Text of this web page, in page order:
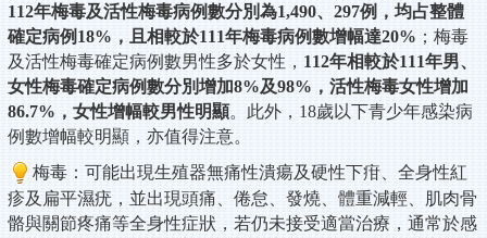
112年梅毒及活性梅毒病例數分別為1,490、297例，均占整體
確定病例18%，且相較於111年梅毒病例數增幅達20% ；梅毒
及活性梅毒確定病例數男性多於女性， 112年相較於111年男、
女性梅毒確定病例數分別增加8%及98%，活性梅毒女性增加
86.7%，女性增幅較男性明顯。此外，18歲以下青少年感染病
例數增幅較明顯，亦值得注意。
梅毒： 可能出現生殖器無痛性潰瘍及硬性下疳、全身性紅
疹及扁平濕疣，並出現頭痛、倦怠、發燒、體重減輕、肌肉骨
骼與關節疼痛等全身性症狀，若仍未接受適當治療，通常於感